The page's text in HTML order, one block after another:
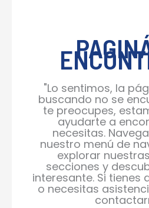
"Lo sentimos, la
buscando no se
te preocupes,
ayudarte a
necesitas.
nuestro menú de
explorar
secciones y
interesante. Si tienes
o necesitas